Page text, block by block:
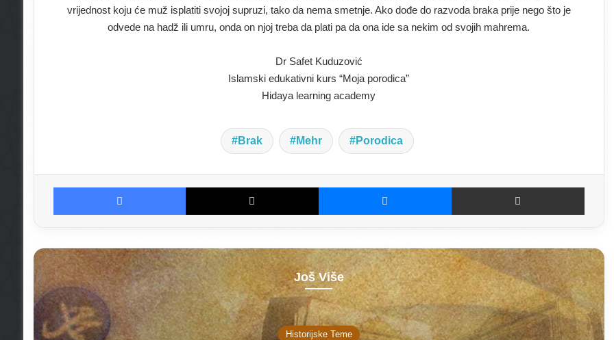
vrijednost koju će muž isplatiti svojoj supruzi, tako da nema smetnje. Ako dođe do razvoda braka prije nego što je
odvede na hadž ili umru, onda on njoj treba da plati pa da ona ide sa nekim od svojih mahrema.
Dr Safet Kuduzović
Islamski edukativni kurs “Moja porodica”
Hidaya learning academy
Brak Mehr Porodica
Facebook X Messenger Dijeljenje E-poštom
Još Više
Historijske Teme